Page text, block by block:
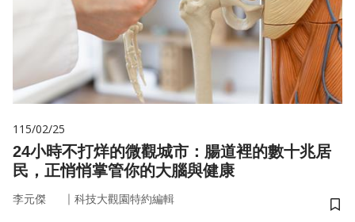
115/02/25
24小時不打烊的微觀城市：腸道裡的數十兆居
民，正悄悄掌管你的大腦與健康
李元傑 ｜ 科技大觀園特約編輯
儲